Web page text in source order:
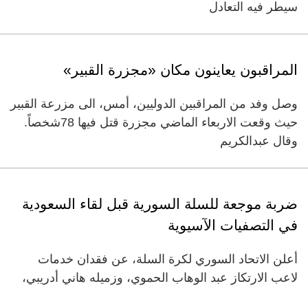
سيطر فيه التعادل
المراقبون يعاينون مكان «مجزرة القبير»
وصل وفد من المراقبين الدوليين، أمس، الى مزرعة القبير
حيث وقعت الاربعاء الماضي مجزرة قتل فيها 78شخصاً.
وقال عبدالكريم
ضربة موجعة للسلة السورية قبل لقاء السعودية
في التصفيات الآسيوية
أعلن الاتحاد السوري لكرة السلة، عن فقدان خدمات
لاعب الارتكاز عبد الوهاب الحموي، وزميله هاني أدريبي،